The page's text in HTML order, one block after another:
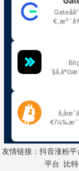
友情链接： 抖音涨粉平
平台
比